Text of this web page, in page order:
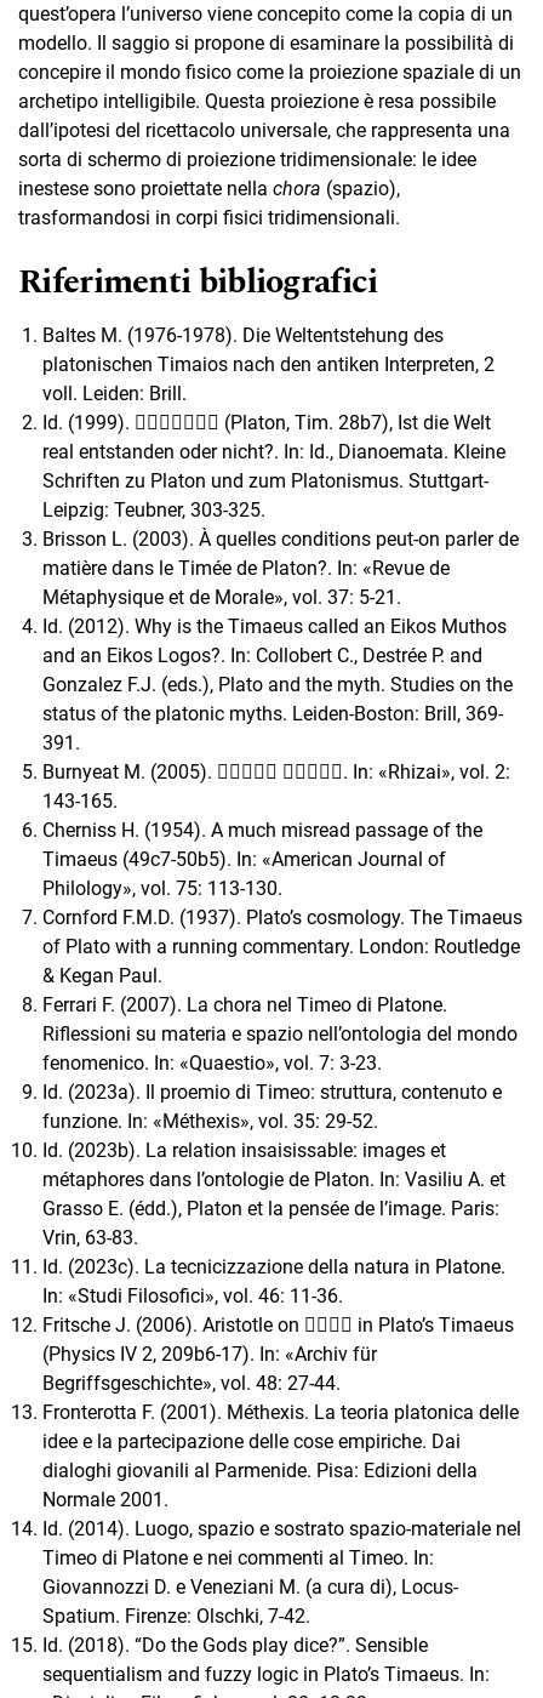
quest’opera l’universo viene concepito come la copia di un
modello. Il saggio si propone di esaminare la possibilità di
concepire il mondo fisico come la proiezione spaziale di un
archetipo intelligibile. Questa proiezione è resa possibile
dall’ipotesi del ricettacolo universale, che rappresenta una
sorta di schermo di proiezione tridimensionale: le idee
inestese sono proiettate nella chora (spazio),
trasformandosi in corpi fisici tridimensionali.
Riferimenti bibliografici
Baltes M. (1976-1978). Die Weltentstehung des
platonischen Timaios nach den antiken Interpreten, 2
voll. Leiden: Brill.
Id. (1999). 􀄫􀈑􀈖􀈠􀈞􀄰􀈞 (Platon, Tim. 28b7), Ist die Welt
real entstanden oder nicht?. In: Id., Dianoemata. Kleine
Schriften zu Platon und zum Platonismus. Stuttgart-
Leipzig: Teubner, 303-325.
Brisson L. (2003). À quelles conditions peut-on parler de
matière dans le Timée de Platon?. In: «Revue de
Métaphysique et de Morale», vol. 37: 5-21.
Id. (2012). Why is the Timaeus called an Eikos Muthos
and an Eikos Logos?. In: Collobert C., Destrée P. and
Gonzalez F.J. (eds.), Plato and the myth. Studies on the
status of the platonic myths. Leiden-Boston: Brill, 369-
391.
Burnyeat M. (2005). 􀇼􀇿􀈀􀈍􀈈 􀈂􀈊􀄬􀈅􀈈. In: «Rhizai», vol. 2:
143-165.
Cherniss H. (1954). A much misread passage of the
Timaeus (49c7-50b5). In: «American Journal of
Philology», vol. 75: 113-130.
Cornford F.M.D. (1937). Plato’s cosmology. The Timaeus
of Plato with a running commentary. London: Routledge
& Kegan Paul.
Ferrari F. (2007). La chora nel Timeo di Platone.
Riflessioni su materia e spazio nell’ontologia del mondo
fenomenico. In: «Quaestio», vol. 7: 3-23.
Id. (2023a). Il proemio di Timeo: struttura, contenuto e
funzione. In: «Méthexis», vol. 35: 29-52.
Id. (2023b). La relation insaisissable: images et
métaphores dans l’ontologie de Platon. In: Vasiliu A. et
Grasso E. (édd.), Platon et la pensée de l’image. Paris:
Vrin, 63-83.
Id. (2023c). La tecnicizzazione della natura in Platone.
In: «Studi Filosofici», vol. 46: 11-36.
Fritsche J. (2006). Aristotle on 􀈋􀈫􀈡􀄮 in Plato’s Timaeus
(Physics IV 2, 209b6-17). In: «Archiv für
Begriffsgeschichte», vol. 48: 27-44.
Fronterotta F. (2001). Méthexis. La teoria platonica delle
idee e la partecipazione delle cose empiriche. Dai
dialoghi giovanili al Parmenide. Pisa: Edizioni della
Normale 2001.
Id. (2014). Luogo, spazio e sostrato spazio-materiale nel
Timeo di Platone e nei commenti al Timeo. In:
Giovannozzi D. e Veneziani M. (a cura di), Locus-
Spatium. Firenze: Olschki, 7-42.
Id. (2018). “Do the Gods play dice?”. Sensible
sequentialism and fuzzy logic in Plato’s Timaeus. In: